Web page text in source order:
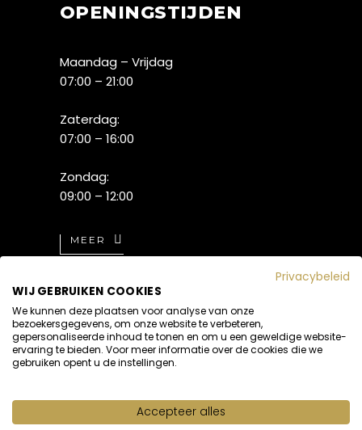
OPENINGSTIJDEN
Maandag – Vrijdag
07:00 – 21:00
Zaterdag:
07:00 – 16:00
Zondag:
09:00 – 12:00
MEER
Realisatie:ATsites
Privacybeleid
WIJ GEBRUIKEN COOKIES
We kunnen deze plaatsen voor analyse van onze
bezoekersgegevens, om onze website te verbeteren,
gepersonaliseerde inhoud te tonen en om u een geweldige website-
ervaring te bieden. Voor meer informatie over de cookies die we
gebruiken opent u de instellingen.
Accepteer alles